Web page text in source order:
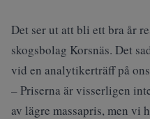
Det ser ut att bli ett bra år
skogsbolag Korsnäs. Det
vid en analytikerträff på
– Priserna är visserligen
av lägre massapris, men vi